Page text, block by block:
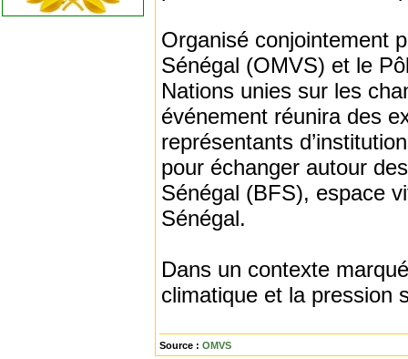
Organisé conjointement
Sénégal (OMVS) et le
Nations unies sur les
événement réunira des
représentants
pour échanger autour
Sénégal (BFS), espace
Sénégal.
Dans un contexte
climatique et la pression
Source : OMVS